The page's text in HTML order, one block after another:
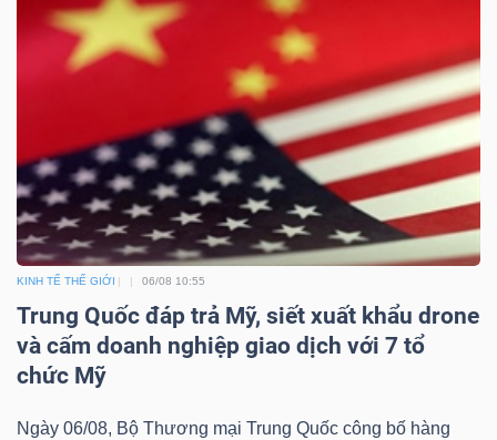
KINH TẾ THẾ GIỚI 06/08 10:55
Trung Quốc đáp trả Mỹ, siết xuất khẩu drone
và cấm doanh nghiệp giao dịch với 7 tổ
chức Mỹ
Ngày 06/08, Bộ Thương mại Trung Quốc công bố hàng